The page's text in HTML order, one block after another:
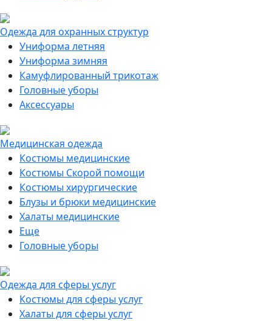
Одежда для охранных структур
Униформа летняя
Униформа зимняя
Камуфлированный трикотаж
Головные уборы
Аксессуары
Медицинская одежда
Костюмы медицинские
Костюмы Скорой помощи
Костюмы хирургические
Блузы и брюки медицинские
Халаты медицинские
Еще
Головные уборы
Одежда для сферы услуг
Костюмы для сферы услуг
Халаты для сферы услуг